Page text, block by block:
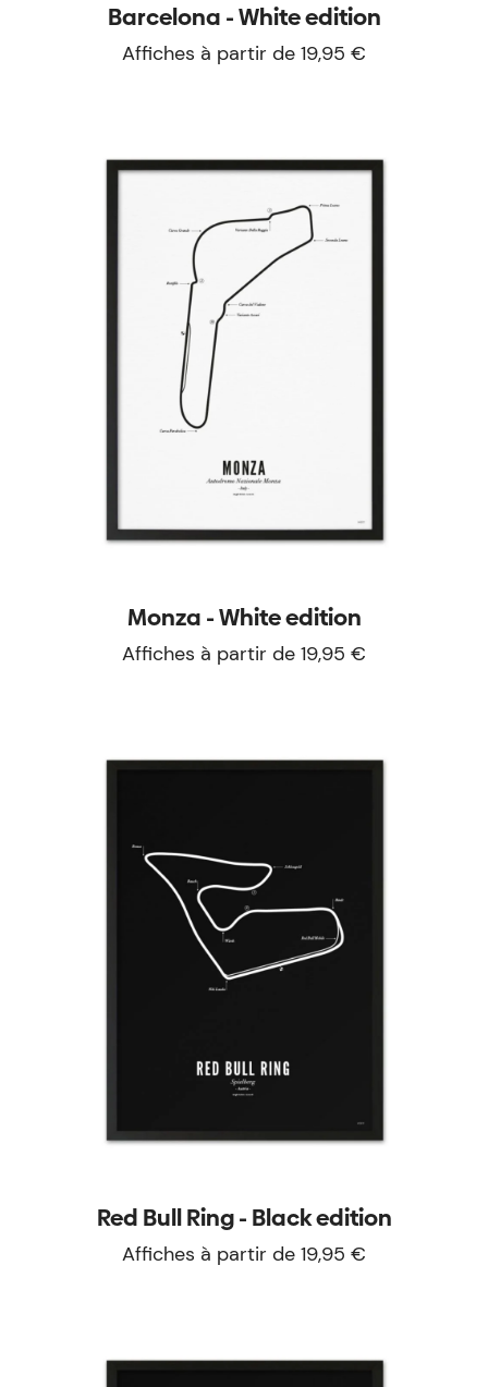
Barcelona - White edition
Affiches à partir de 19,95 €
Monza - White edition
Affiches à partir de 19,95 €
Red Bull Ring - Black edition
Affiches à partir de 19,95 €